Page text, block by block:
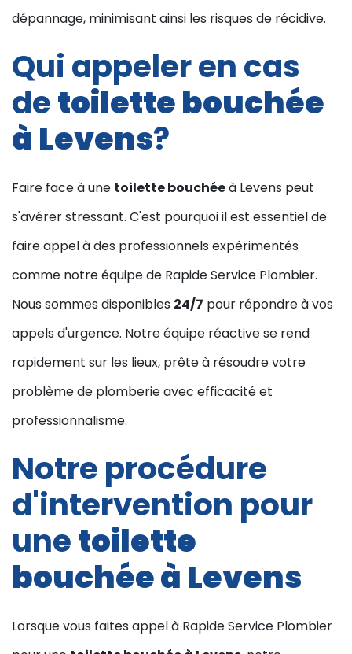
dépannage, minimisant ainsi les risques de récidive.
Qui appeler en cas
detoilette bouchée
à Levens?
Faire face à une toilette bouchéeà Levens peut
s'avérer stressant. C'est pourquoi il est essentiel de
faire appel à des professionnels expérimentés
comme notre équipe de Rapide Service Plombier.
Nous sommes disponibles 24/7 pour répondre à vos
appels d'urgence. Notre équipe réactive se rend
rapidement sur les lieux, prête à résoudre votre
problème de plomberie avec efficacité et
professionnalisme.
Notre procédure
d'intervention pour
unetoilette
bouchée à Levens
Lorsque vous faites appel à Rapide Service Plombier